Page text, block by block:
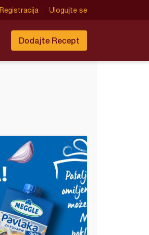
Registracija Ulogujte se
Dodajte Recept